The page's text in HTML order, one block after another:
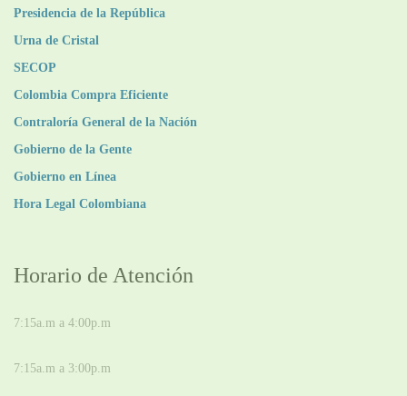
Presidencia de la República
Urna de Cristal
SECOP
Colombia Compra Eficiente
Contraloría General de la Nación
Gobierno de la Gente
Gobierno en Línea
Hora Legal Colombiana
Horario de Atención
7:15a.m a 4:00p.m
7:15a.m a 3:00p.m